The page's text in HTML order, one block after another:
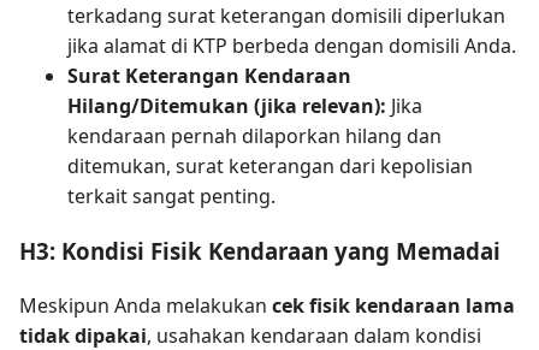
terkadang surat keterangan domisili diperlukan
jika alamat di KTP berbeda dengan domisili Anda.
Surat Keterangan Kendaraan
Hilang/Ditemukan (jika relevan): Jika
kendaraan pernah dilaporkan hilang dan
ditemukan, surat keterangan dari kepolisian
terkait sangat penting.
H3: Kondisi Fisik Kendaraan yang Memadai
Meskipun Anda melakukan cek fisik kendaraan lama
tidak dipakai, usahakan kendaraan dalam kondisi